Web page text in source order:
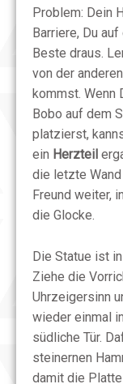
Problem: Dein
Barriere, Du
Beste draus.
von der
kommst. Wenn
Bobo auf dem
platzierst,
ein Herzteil
die letzte
Freund weiter,
die Glocke.
Die Statue ist
Ziehe die
Uhrzeigersinn
wieder einmal
südliche Tür.
steinernen
damit die